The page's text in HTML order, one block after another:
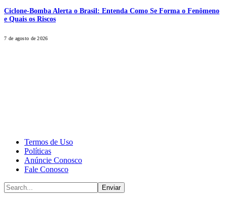
Ciclone-Bomba Alerta o Brasil: Entenda Como Se Forma o Fenômeno
e Quais os Riscos
7 de agosto de 2026
Termos de Uso
Políticas
Anúncie Conosco
Fale Conosco
Enviar